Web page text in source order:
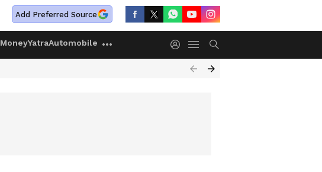
Add Preferred Source
MoneyYatraAutomobile